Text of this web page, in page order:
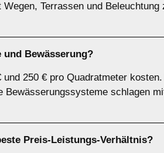
Terrassen und
und Bewässerung?
250 € pro Quadratmeter
schlagen
Preis-Leistungs-Verhältnis?